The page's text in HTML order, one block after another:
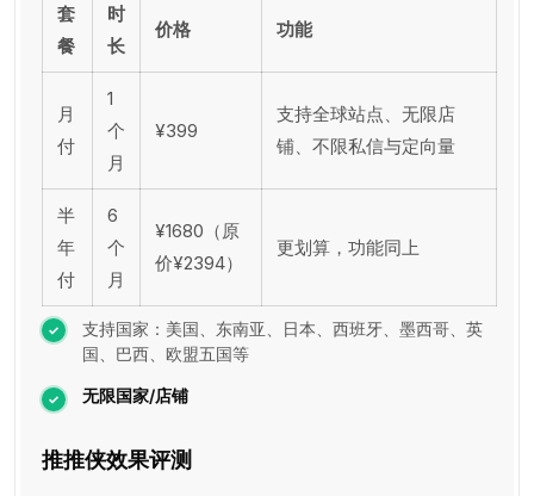
套
餐
时
长
价格 功能
月
付
1
个
月
¥399
支持全球站点、无限店
铺、不限私信与定向量
半
年
付
6
个
月
¥1680（原
价¥2394）
更划算，功能同上
支持国家：美国、东南亚、日本、西班牙、墨西哥、英
国、巴西、欧盟五国等
无限国家/店铺
推推侠效果评测